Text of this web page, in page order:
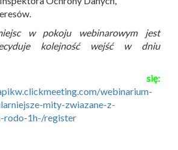
w pokoju webinarowym jest
kolejność wejść w dniu
się:
webinarium-
mity-zwiazane-z-
rodo-1h-/register